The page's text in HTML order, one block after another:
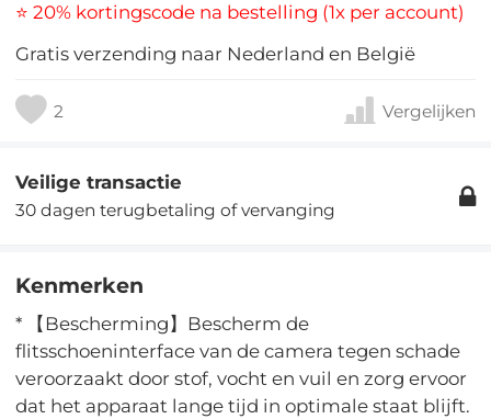
⭐ 20% kortingscode na bestelling (1x per account)
Gratis verzending naar Nederland en België
2 Vergelijken
Veilige transactie
30 dagen terugbetaling of vervanging
Kenmerken
* 【Bescherming】Bescherm de
flitsschoeninterface van de camera tegen schade
veroorzaakt door stof, vocht en vuil en zorg ervoor
dat het apparaat lange tijd in optimale staat blijft.